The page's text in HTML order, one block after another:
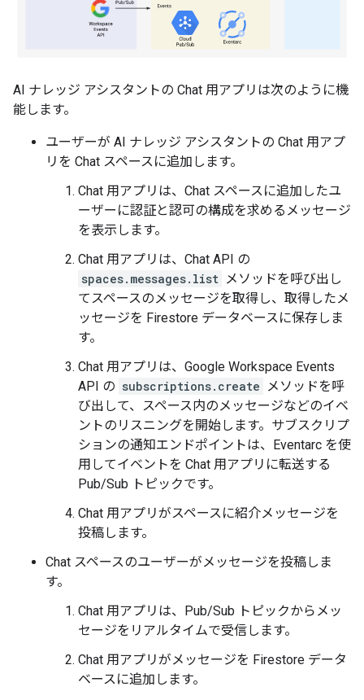
AI ナレッジ アシスタントの Chat 用アプリは次のように機
能します。
ユーザーが AI ナレッジ アシスタントの Chat 用アプ
リを Chat スペースに追加します。
Chat 用アプリは、Chat スペースに追加したユ
ーザーに認証と認可の構成を求めるメッセージ
を表示します。
Chat 用アプリは、Chat API の
spaces.messages.list メソッドを呼び出し
てスペースのメッセージを取得し、取得したメ
ッセージを Firestore データベースに保存しま
す。
Chat 用アプリは、Google Workspace Events
API の subscriptions.create メソッドを呼
び出して、スペース内のメッセージなどのイベ
ントのリスニングを開始します。サブスクリプ
ションの通知エンドポイントは、Eventarc を使
用してイベントを Chat 用アプリに転送する
Pub/Sub トピックです。
Chat 用アプリがスペースに紹介メッセージを
投稿します。
Chat スペースのユーザーがメッセージを投稿しま
す。
Chat 用アプリは、Pub/Sub トピックからメッ
セージをリアルタイムで受信します。
Chat 用アプリがメッセージを Firestore データ
ベースに追加します。